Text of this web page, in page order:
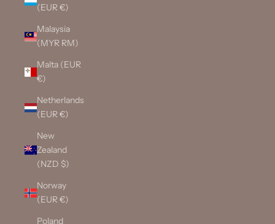
(EUR €)
Malaysia
(MYR RM)
Malta (EUR
€)
Netherlands
(EUR €)
New
Zealand
(NZD $)
Norway
(EUR €)
Poland